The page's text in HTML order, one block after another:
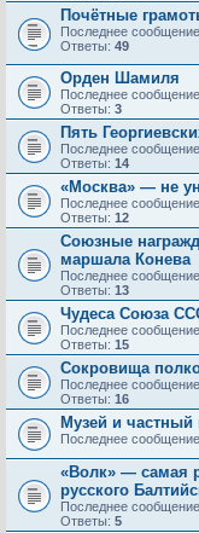
Почётные
Последнее сообщение
Ответы: 49
Орден Шамиля
Последнее сообщение
Ответы: 3
Пять
Последнее сообщение
Ответы: 14
«Москва» — не
Последнее сообщение
Ответы: 12
Союзные
маршала Конева
Последнее сообщение
Ответы: 13
Чудеса Союза
Последнее сообщение
Ответы: 15
Сокровища
Последнее сообщение
Ответы: 16
Музей и частный
Последнее сообщение
«Волк» — самая
русского
Последнее сообщение
Ответы: 5